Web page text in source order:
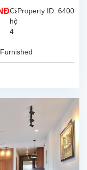
hộ
này
ở
Property ID: 6400
Căn
hộ
4
ngủ
đẹp,
Từ
Hòa,